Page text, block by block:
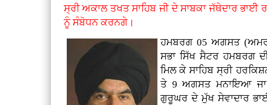
ਸ੍ਰੀ ਅਕਾਲ ਤਖਤ ਸਾਹਿਬ ਜੀ ਦੇ ਸਾਬਕਾ ਜੱਥੇਦਾਰ
ਨੂੰ ਸੰਬੋਧਨ ਕਰਨਗੇ।
ਹਮਬਰਗ 05 ਅਗਸਤ
ਸਭਾ ਸਿੱਖ ਸੈਟਰ ਹਮਬਰਗ
ਮਿਲ ਕੇ ਸਾਹਿਬ ਸ੍ਰੀ
ਤੇ 9 ਅਗਸਤ ਮਨਾਇਆ ਜਾ
ਗੁਰੂਘਰ ਦੇ ਮੁੱਖ ਸੇਵਾਦਾਰ